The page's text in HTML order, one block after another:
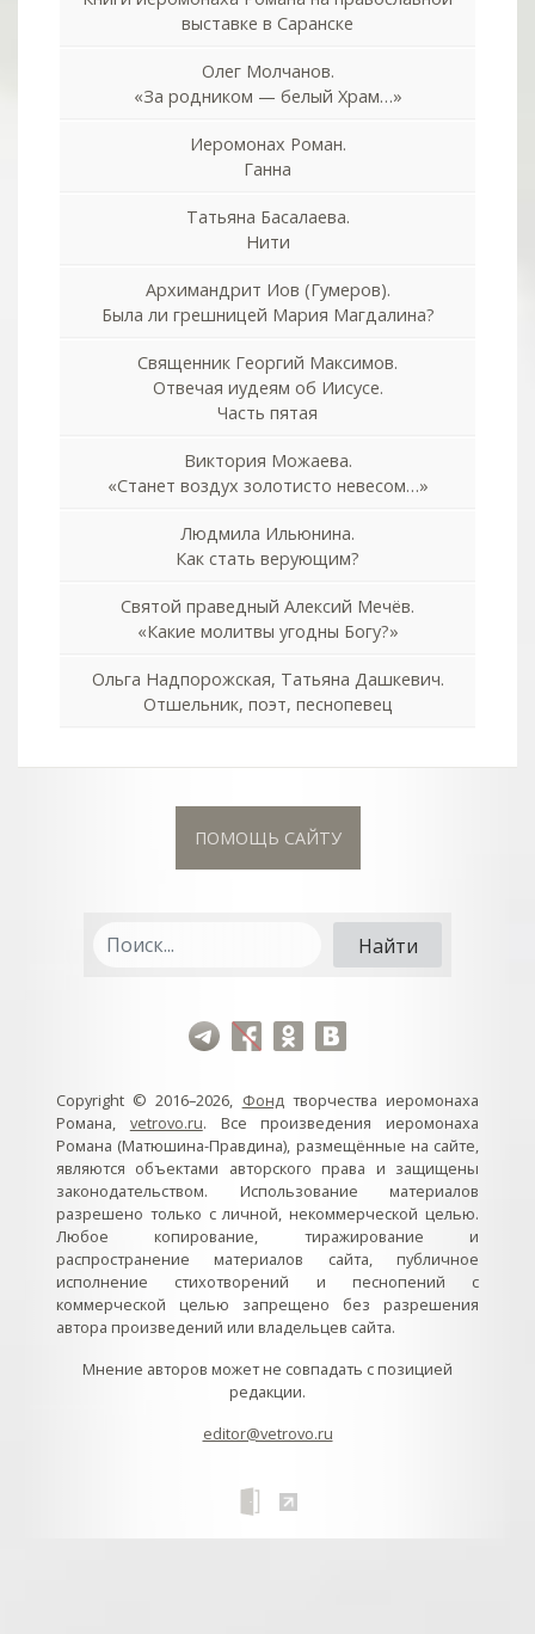
выставке в Саранске
Олег Молчанов.
«За родником — белый Храм…»
Иеромонах Роман.
Ганна
Татьяна Басалаева.
Нити
Архимандрит Иов (Гумеров).
Была ли грешницей Мария Магдалина?
Священник Георгий Максимов.
Отвечая иудеям об Иисусе.
Часть пятая
Виктория Можаева.
«Станет воздух золотисто невесом…»
Людмила Ильюнина.
Как стать верующим?
Святой праведный Алексий Мечёв.
«Какие молитвы угодны Богу?»
Ольга Надпорожская, Татьяна Дашкевич.
Отшельник, поэт, песнопевец
ПОМОЩЬ САЙТУ
Copyright © 2016–2026, Фондтворчества иеромонаха
Романа, vetrovo.ru. Все произведения иеромонаха
Романа (Матюшина-Правдина), размещённые на сайте,
являются объектами авторского права и защищены
законодательством. Использование материалов
разрешено только с личной, некоммерческой целью.
Любое копирование, тиражирование и
распространение материалов сайта, публичное
исполнение стихотворений и песнопений с
коммерческой целью запрещено без разрешения
автора произведений или владельцев сайта.
Мнение авторов может не совпадать с позицией
редакции.
editor@vetrovo.ru